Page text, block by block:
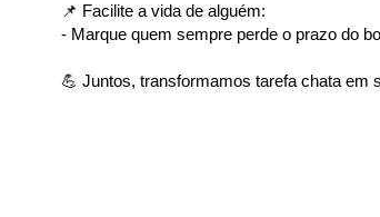
📌 Facilite a vida de alguém:
- Marque quem sempre perde o prazo do
💪 Juntos, transformamos tarefa chata em